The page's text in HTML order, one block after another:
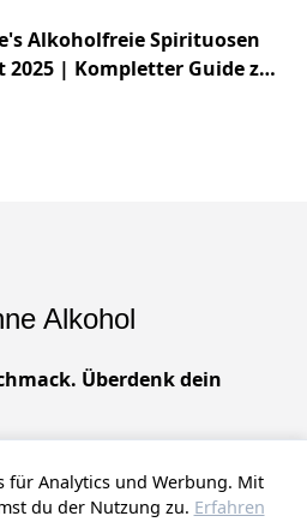
Alkoholfreie Spirituosen
2025 | Kompletter Guide zur
Alkohol
Überdenk dein
Geschmack, null
für Analytics und Werbung. Mit
du der Nutzung zu. Erfahren